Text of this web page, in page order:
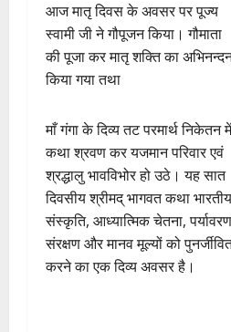
आज मातृ दिवस के अवसर पर पूज्य
स्वामी जी ने गौपूजन किया। गौमाता
की पूजा कर मातृ शक्ति का
किया गया तथा
माँ गंगा के दिव्य तट परमार्थ निकेतन में
कथा श्रवण कर यजमान परिवार एवं
श्रद्धालु भावविभोर हो उठे। यह सात
दिवसीय श्रीमद् भागवत कथा भारतीय
संस्कृति, आध्यात्मिक चेतना, पर्यावरण
संरक्षण और मानव मूल्यों को
करने का एक दिव्य अवसर है।